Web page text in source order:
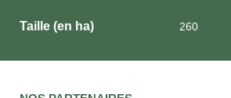
Taille (en ha) 260